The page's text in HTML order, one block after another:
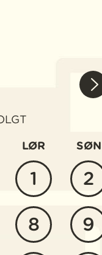
LØR SØN
1 2
8 9